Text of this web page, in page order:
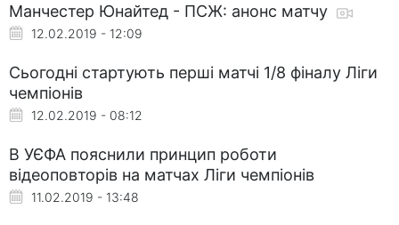
Манчестер Юнайтед - ПСЖ: анонс матчу
12.02.2019 - 12:09
Сьогодні стартують перші матчі 1/8 фіналу Ліги
чемпіонів
12.02.2019 - 08:12
В УЄФА пояснили принцип роботи
відеоповторів на матчах Ліги чемпіонів
11.02.2019 - 13:48